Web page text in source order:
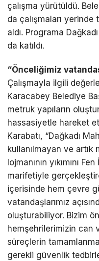
çalışma yürütüldü.
da çalışmaları
aldı. Programa
da katıldı.
“Önceliğimiz
Çalışmayla ilgili
Karacabey Belediye
metruk yapıların
hassasiyetle hareket
Karabatı, “Dağkadı
kullanılmayan ve
lojmanının yıkımını
marifetiyle
içerisinde hem çevre
vatandaşlarımız
oluşturabiliyor. Bizim
hemşehrilerimizin can
süreçlerin
gerekli güvenlik